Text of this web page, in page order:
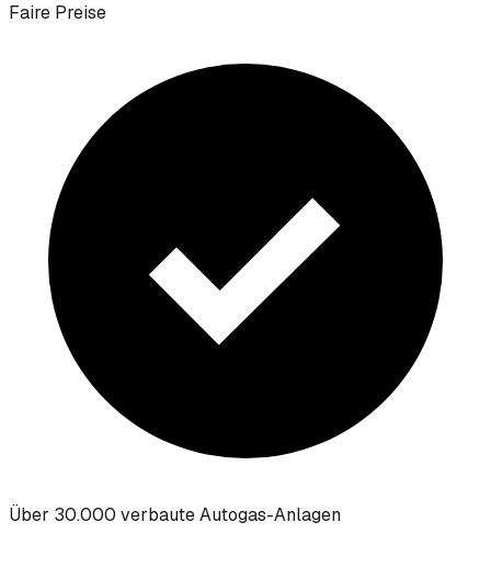
Faire Preise
Über 30.000 verbaute Autogas-Anlagen